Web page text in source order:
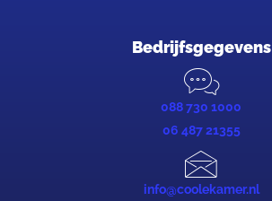
Bedrijfsgegevens
088 730 1000
06 487 21355
info@coolekamer.nl